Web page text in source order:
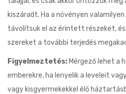
kiszáradt. Ha a növényen
távolítsuk el az érintett részeket,
szereket a további terjedés
Figyelmeztetés: Mérgező lehet a
emberekre, ha lenyelik a leveleit
vagy kisgyermekekkel élő